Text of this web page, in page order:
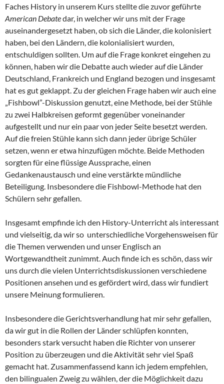
Faches History in unserem Kurs stellte die zuvor geführte
American Debatedar, in welcher wir uns mit der Frage
auseinandergesetzt haben, ob sich die Länder, die kolonisiert
haben, bei den Ländern, die kolonialisiert wurden,
entschuldigen sollten. Um auf die Frage konkret eingehen zu
können, haben wir die Debatte auch wieder auf die Länder
Deutschland, Frankreich und England bezogen und insgesamt
hat es gut geklappt. Zu der gleichen Frage haben wir auch eine
„Fishbowl”-Diskussion genutzt, eine Methode, bei der Stühle
zu zwei Halbkreisen geformt gegenüber voneinander
aufgestellt und nur ein paar von jeder Seite besetzt werden.
Auf die freien Stühle kann sich dann jeder übrige Schüler
setzen, wenn er etwa hinzufügen möchte. Beide Methoden
sorgten für eine flüssige Aussprache, einen
Gedankenaustausch und eine verstärkte mündliche
Beteiligung. Insbesondere die Fishbowl-Methode hat den
Schülern sehr gefallen.
Insgesamt empfinde ich den History-Unterricht als interessant
und vielseitig, da wir so unterschiedliche Vorgehensweisen für
die Themen verwenden und unser Englisch an
Wortgewandtheit zunimmt. Auch finde ich es schön, dass wir
uns durch die vielen Unterrichtsdiskussionen verschiedene
Positionen ansehen und es gefördert wird, dass wir fundiert
unsere Meinung formulieren.
Insbesondere die Gerichtsverhandlung hat mir sehr gefallen,
da wir gut in die Rollen der Länder schlüpfen konnten,
besonders stark versucht haben die Richter von unserer
Position zu überzeugen und die Aktivität sehr viel Spaß
gemacht hat. Zusammenfassend kann ich jedem empfehlen,
den bilingualen Zweig zu wählen, der die Möglichkeit dazu